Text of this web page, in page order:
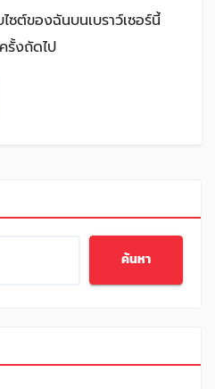
ซต์ของฉันบนเบราว์เซอร์นี้
รั้งถัดไป
ค้นหา